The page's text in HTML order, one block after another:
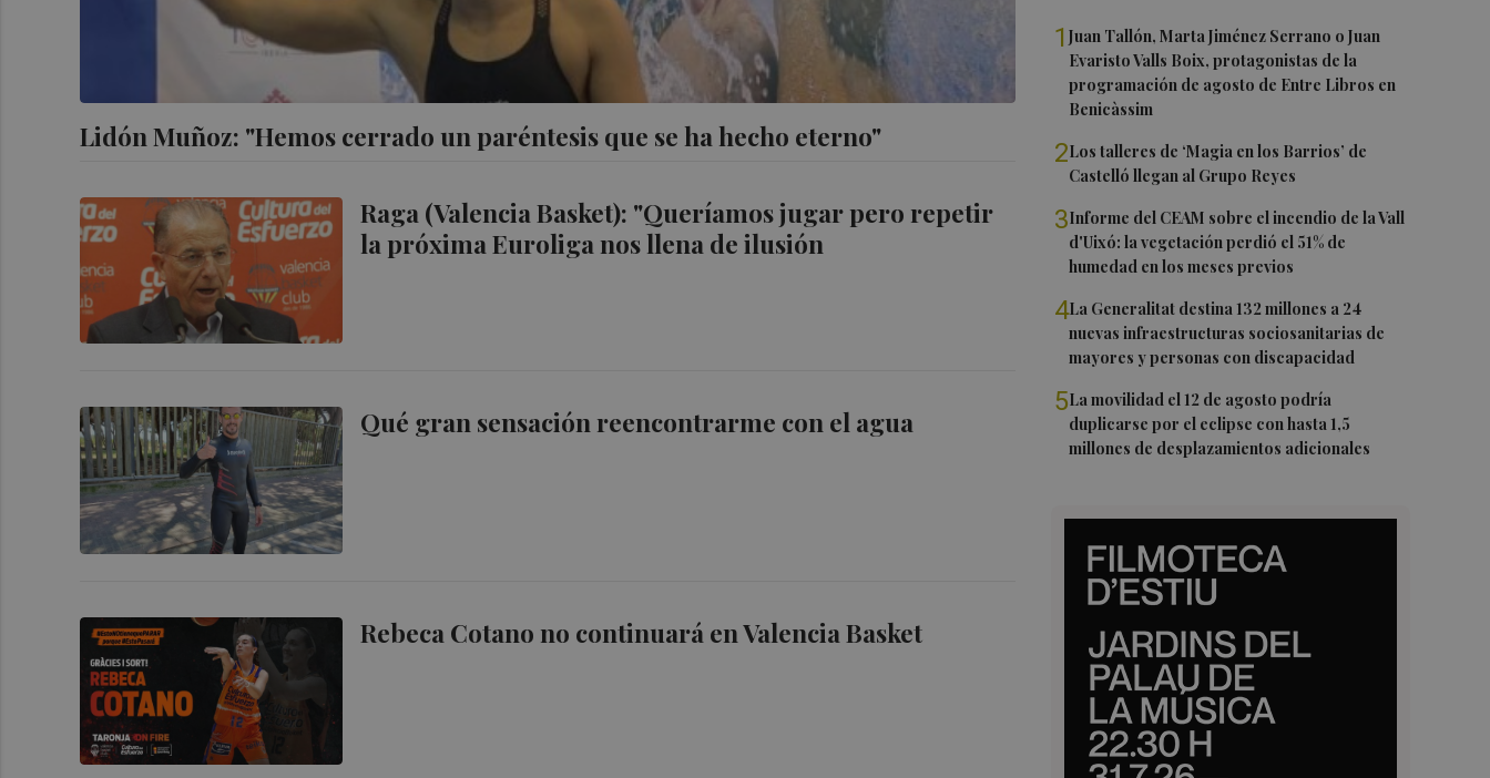
Lidón Muñoz: "Hemos cerrado un paréntesis que se ha hecho eterno"
Raga (Valencia Basket): "Queríamos jugar pero repetir
la próxima Euroliga nos llena de ilusión
Qué gran sensación reencontrarme con el agua
Rebeca Cotano no continuará en Valencia Basket
1Juan Tallón, Marta Jiménez Serrano o Juan
Evaristo Valls Boix, protagonistas de la
programación de agosto de Entre Libros en
Benicàssim
2Los talleres de ‘Magia en los Barrios’ de
Castelló llegan al Grupo Reyes
3Informe del CEAM sobre el incendio de la Vall
d'Uixó: la vegetación perdió el 51% de
humedad en los meses previos
4La Generalitat destina 132 millones a 24
nuevas infraestructuras sociosanitarias de
mayores y personas con discapacidad
5La movilidad el 12 de agosto podría
duplicarse por el eclipse con hasta 1,5
millones de desplazamientos adicionales